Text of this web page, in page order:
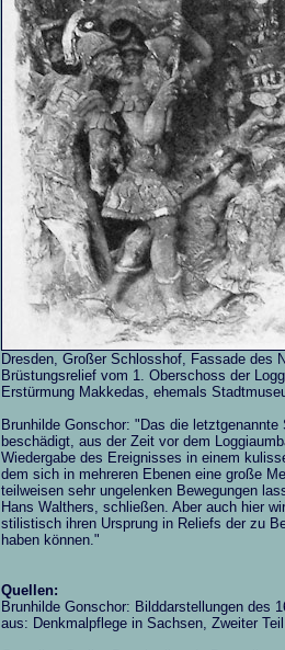
Dresden, Großer Schlosshof, Fassade des
Brüstungsrelief vom 1. Oberschoss der
Erstürmung Makkedas, ehemals
Brunhilde Gonschor: "Das die
beschädigt, aus der Zeit vor dem
Wiedergabe des Ereignisses in einem
dem sich in mehreren Ebenen eine große
teilweisen sehr ungelenken Bewegungen
Hans Walthers, schließen. Aber auch hier
stilistisch ihren Ursprung in Reliefs der zu
haben können."
Quellen:
Brunhilde Gonschor: Bilddarstellungen des
aus: Denkmalpflege in Sachsen, Zweiter